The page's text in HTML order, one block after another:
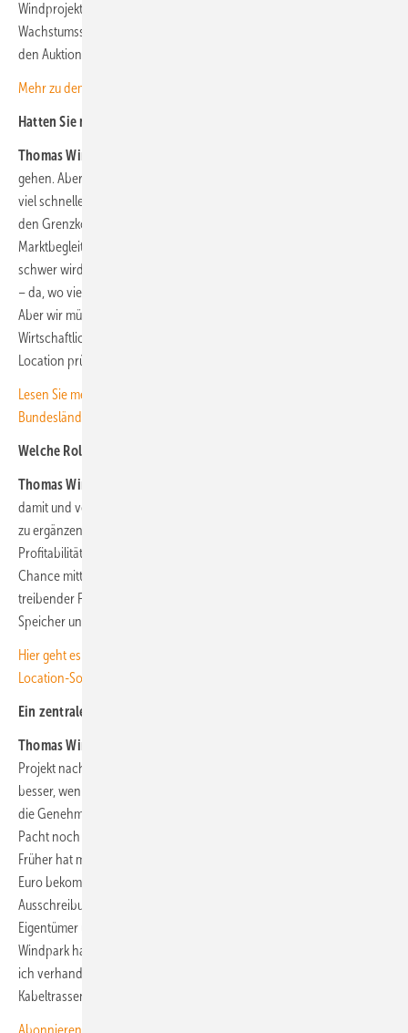
Windprojekten zu senken. Genau das ist derzeit der größte
Wachstumsschmerz: Die Vergütung ist aufgrund des Wettbewerbs bei
den Auktionen deutlich zurückgegangen.
Mehr zu dem Thema Ausschreibungen und Preise lesen Sie hier.
Hatten Sie mit diesem Preisverfall gerechnet?
Thomas Winkler:
gehen. Aber von der Dynamik waren wir überrascht – das ging sehr
viel schneller, als wir gedacht hatten. Ich glaube, wir sind aktuell bei
den Grenzkosten angekommen. Das sieht man auch im Markt: Viele
Marktbegleiter bauen Personal ab. Wir sind an dem Punkt, an dem es
schwer wird, im Windbereich Geld zu verdienen. Es gibt gute Projekte
– da, wo viel Wind weht und die Pacht niedrig ist, funktioniert das.
Aber wir müssen bei den Projekten nacharbeiten, um die
Wirtschaftlichkeit sicherzustellen: nachschauen, nachverhandeln, Co-
Location prüfen.
Lesen Sie mehr dazu, wie ungleich die Ausschreibungen nach
Bundesländern bezuschlagt werden.
Welche Rolle spielt dabei die Co-Location?
Thomas Winkler:
damit und versuchen, Windprojekte mit PV-Projekten und Speichern
zu ergänzen, um die Netzanschlusskosten zu senken und damit die
Profitabilität der Windprojekte zu erhöhen. Wir berücksichtigen diese
Chance mittlerweile in jedem Projekt, in jedem Windpark – das ist ein
treibender Faktor. Wir teilen uns den Netzanschluss, ergänzen
Speicher und optimieren so das Gesamtsystem auf der Capex-Seite.
Hier geht es zum kostenlosen Download unseres aktuellen Co-
Location-Sonderhefts.
Ein zentraler Hebel scheint die Pacht zu sein.
Thomas Winkler:
Projekt nach. Am Ende findet auch der Grundstückseigentümer es
besser, wenn das Projekt umgesetzt wird. Wenn ich sage: „Ich habe
die Genehmigung, ich habe den Zuschlag, aber wir müssen bei der
Pacht noch deutlich runter", dann ist das eine schwierige Botschaft.
Früher hat man pro Jahr und Windkraftanlage teils mehr als 250.000
Euro bekommen, heute liegen wir unter 100.000. Das Problem ist: Die
Ausschreibungspreise gehen viel schneller zurück, als ich die
Eigentümer überzeugen kann. Hinzu kommt die Komplexität – in einem
Windpark habe ich oft nicht einen, sondern 50 Eigentümer, mit denen
ich verhandeln muss, dazu die Flächeneigentümer für die
Kabeltrassen.
Abonnieren Sie jetzt unseren kostenlosen Newsletter, um immer gut